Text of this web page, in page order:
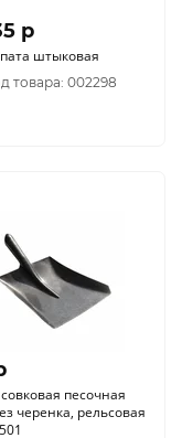
p
штыковая
товара: 002298
песочная